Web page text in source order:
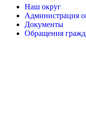
Наш округ
Администрация
Документы
Обращения